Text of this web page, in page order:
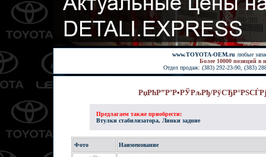
www.TOYOTA-OEM.ru любые
Более 10000 позиций в
Отдел продаж: (383) 292-23-90, (383)
РџРћР”Р’Р•РЎРљРђ/
Предлагаем также приобрести:
Втулки стабилизатора, Линки задние
Фото Наименование